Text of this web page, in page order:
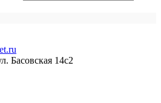
Басовская 14с2